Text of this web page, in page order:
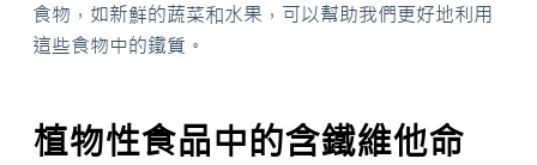
食物，如新鮮的蔬菜和水果，可以幫助我們更好地利用
這些食物中的鐵質。
植物性食品中的含鐵維他命